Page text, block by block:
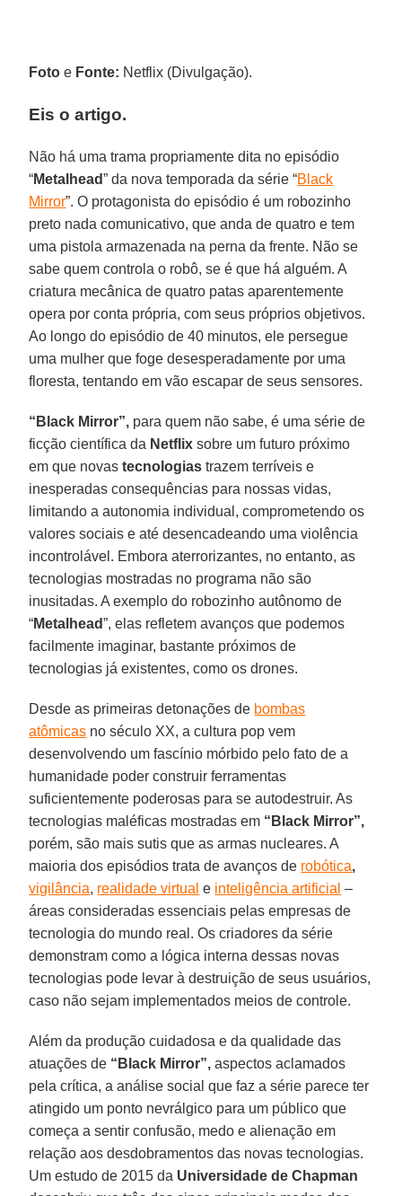
Foto e Fonte: Netflix (Divulgação).
Eis o artigo.
Não há uma trama propriamente dita no episódio
“Metalhead” da nova temporada da série “Black
Mirror”. O protagonista do episódio é um robozinho
preto nada comunicativo, que anda de quatro e tem
uma pistola armazenada na perna da frente. Não se
sabe quem controla o robô, se é que há alguém. A
criatura mecânica de quatro patas aparentemente
opera por conta própria, com seus próprios objetivos.
Ao longo do episódio de 40 minutos, ele persegue
uma mulher que foge desesperadamente por uma
floresta, tentando em vão escapar de seus sensores.
“Black Mirror”, para quem não sabe, é uma série de
ficção científica da Netflix sobre um futuro próximo
em que novastecnologias trazem terríveis e
inesperadas consequências para nossas vidas,
limitando a autonomia individual, comprometendo os
valores sociais e até desencadeando uma violência
incontrolável. Embora aterrorizantes, no entanto, as
tecnologias mostradas no programa não são
inusitadas. A exemplo do robozinho autônomo de
“Metalhead”, elas refletem avanços que podemos
facilmente imaginar, bastante próximos de
tecnologias já existentes, como os drones.
Desde as primeiras detonações de bombas
atômicas no século XX, a cultura pop vem
desenvolvendo um fascínio mórbido pelo fato de a
humanidade poder construir ferramentas
suficientemente poderosas para se autodestruir. As
tecnologias maléficas mostradas em “Black Mirror”,
porém, são mais sutis que as armas nucleares. A
maioria dos episódios trata de avanços de robótica,
vigilância, realidade virtual e inteligência artificial –
áreas consideradas essenciais pelas empresas de
tecnologia do mundo real. Os criadores da série
demonstram como a lógica interna dessas novas
tecnologias pode levar à destruição de seus usuários,
caso não sejam implementados meios de controle.
Além da produção cuidadosa e da qualidade das
atuações de “Black Mirror”, aspectos aclamados
pela crítica, a análise social que faz a série parece ter
atingido um ponto nevrálgico para um público que
começa a sentir confusão, medo e alienação em
relação aos desdobramentos das novas tecnologias.
Um estudo de 2015 da Universidade de Chapman